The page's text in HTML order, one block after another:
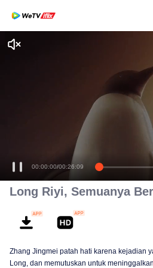
00:00:00/00:26:09
Long Riyi, Semuanya
Zhang Jingmei patah hati karena kejadian
Long, dan memutuskan untuk